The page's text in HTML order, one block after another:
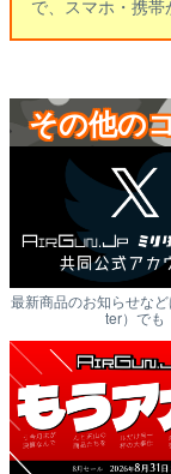
で、スマホ・携帯
その他の
最新商品のお知らせな
ter）でも